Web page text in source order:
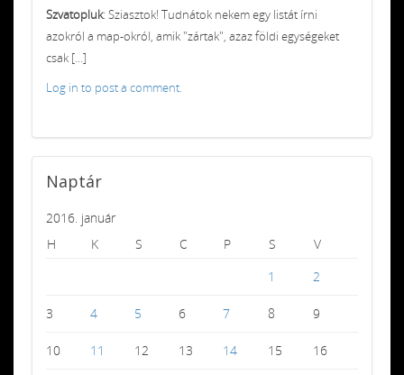
Szvatopluk: Sziasztok! Tudnátok nekem egy listát írni
azokról a map-okról, amik "zártak", azaz földi egységeket
csak [...]
Log in to post a comment.
Naptár
2016. január
H
K S C P S
V
1
2
3 4 5 6 7 8 9
10 11 12 13 14 15 16